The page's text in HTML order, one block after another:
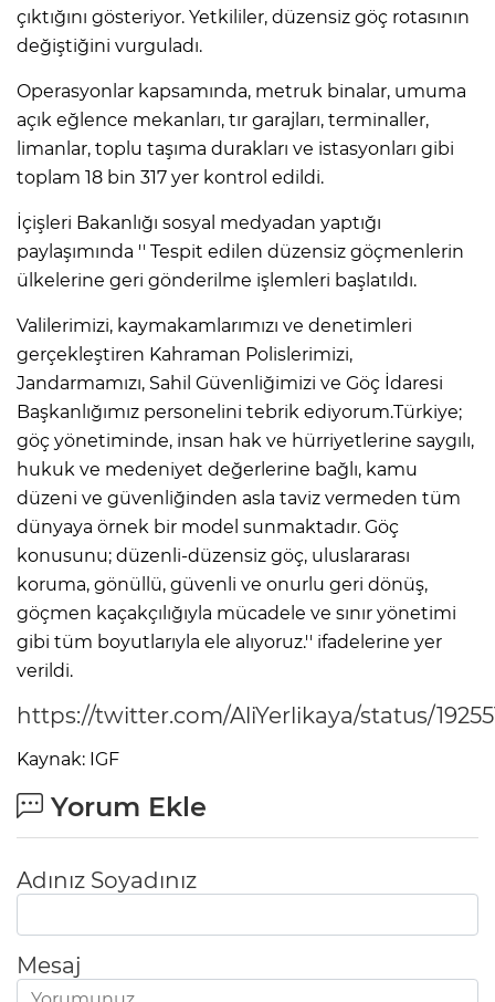
çıktığını gösteriyor. Yetkililer, düzensiz göç rotasının
değiştiğini vurguladı.
Operasyonlar kapsamında, metruk binalar, umuma
açık eğlence mekanları, tır garajları, terminaller,
limanlar, toplu taşıma durakları ve istasyonları gibi
toplam 18 bin 317 yer kontrol edildi.
İçişleri Bakanlığı sosyal medyadan yaptığı
paylaşımında '' Tespit edilen düzensiz göçmenlerin
ülkelerine geri gönderilme işlemleri başlatıldı.
Valilerimizi, kaymakamlarımızı ve denetimleri
gerçekleştiren Kahraman Polislerimizi,
Jandarmamızı, Sahil Güvenliğimizi ve Göç İdaresi
Başkanlığımız personelini tebrik ediyorum.Türkiye;
göç yönetiminde, insan hak ve hürriyetlerine saygılı,
hukuk ve medeniyet değerlerine bağlı, kamu
düzeni ve güvenliğinden asla taviz vermeden tüm
dünyaya örnek bir model sunmaktadır. Göç
konusunu; düzenli-düzensiz göç, uluslararası
koruma, gönüllü, güvenli ve onurlu geri dönüş,
göçmen kaçakçılığıyla mücadele ve sınır yönetimi
gibi tüm boyutlarıyla ele alıyoruz.'' ifadelerine yer
verildi.
https://twitter.com/AliYerlikaya/status/
Kaynak: IGF
Yorum Ekle
Adınız Soyadınız
Mesaj